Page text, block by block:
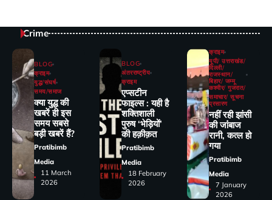
Crime
BLOG
क्राइम
युद्ध/संघर्ष
समय/समाज
क्या युद्ध की
खबरें ही इस
समय सबसे
बड़ी खबरें हैं?
Pratibimb
Media
11 March
2026
BLOG
अंतरराष्ट्रीय
क्राइम
एप्सटीन
फाइल्स : यही है
शक्तिशाली
पुरुष ‘भेड़ियों’
की हक़ीक़त
Pratibimb
Media
18 February
2026
क्राइम
यूपी/ उत्तराखंड/
दिल्ली/
राजस्थान/
बिहार/ जम्मू
कश्मीर/ गुजरात/
समाचार/ सूचना
प्रसारण
नहीं रही झांसी
की जांंबाज
रानी, कत्‍ल हो
गया
Pratibimb
Media
7 January
2026